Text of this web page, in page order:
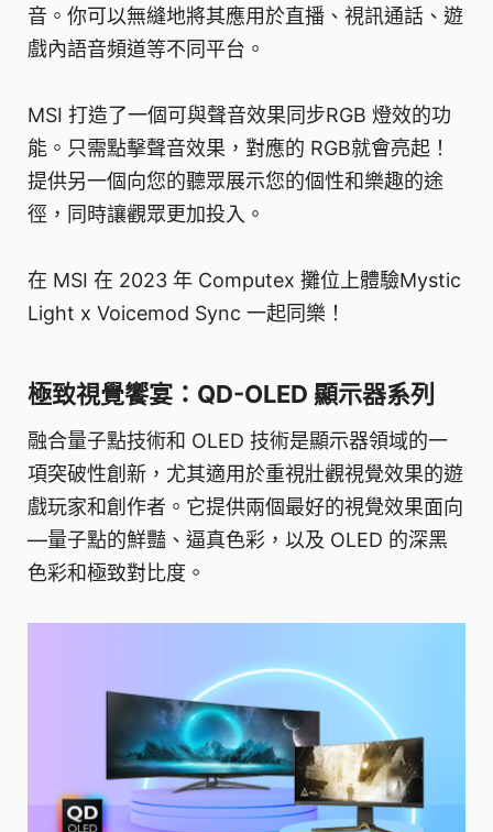
音。你可以無縫地將其應用於直播、視訊通話、遊
戲內語音頻道等不同平台。
MSI 打造了一個可與聲音效果同步RGB 燈效的功
能。只需點擊聲音效果，對應的 RGB就會亮起！
提供另一個向您的聽眾展示您的個性和樂趣的途
徑，同時讓觀眾更加投入。
在 MSI 在 2023 年 Computex 攤位上體驗Mystic
Light x Voicemod Sync 一起同樂！
極致視覺饗宴：QD-OLED 顯示器系列
融合量子點技術和 OLED 技術是顯示器領域的一
項突破性創新，尤其適用於重視壯觀視覺效果的遊
戲玩家和創作者。它提供兩個最好的視覺效果面向
—量子點的鮮豔、逼真色彩，以及 OLED 的深黑
色彩和極致對比度。